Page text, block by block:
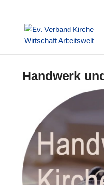
Handwerk